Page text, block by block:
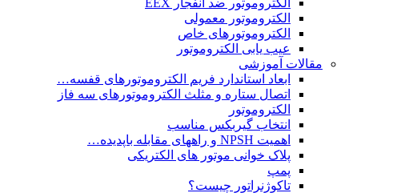
الکتروموتور ضد انفجار EEX
الکتروموتور معمولی
الکتروموتورهای خاص
عیب یابی الکتروموتور
مقالات آموزشی
ابعاد استاندارد فریم الکتروموتورهای قفسه…
اتصال ستاره و مثلث الکتروموتورهای سه فاز
الکتروموتور
انتخاب گیربکس مناسب
اهمیت NPSH و راههای مقابله باپدیده…
پلاک خوانی موتور های الکتریکی
پمپ
تاکوژنراتور چیست؟